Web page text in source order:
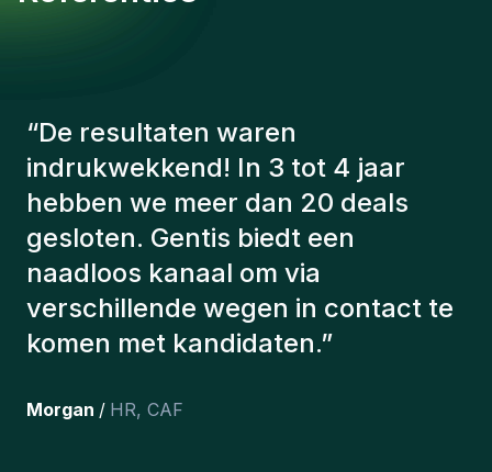
“De consultants van Gentis
hebben altijd rekening gehouden
met een aantal factoren om ons de
juiste kandidaten voor te stellen.
De kandidaten die we hebben
aangeworven, werken nog steeds
bij ons en persoonlijk ben ik erg
team hebben opgenomen.